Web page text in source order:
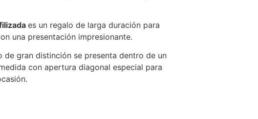
es un regalo de larga duración para
una presentación impresionante.
de gran distinción se presenta dentro de un
con apertura diagonal especial para